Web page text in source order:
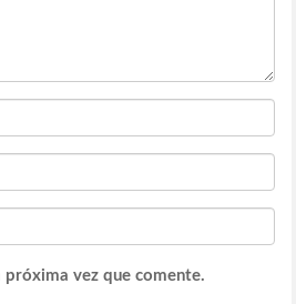
vez que comente.